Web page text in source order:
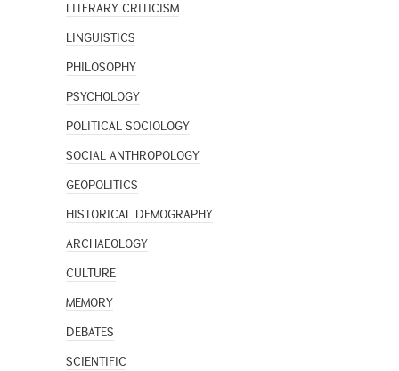
LITERARY CRITICISM
LINGUISTICS
PHILOSOPHY
PSYCHOLOGY
POLITICAL SOCIOLOGY
SOCIAL ANTHROPOLOGY
GEOPOLITICS
HISTORICAL DEMOGRAPHY
ARCHAEOLOGY
CULTURE
MEMORY
DEBATES
SCIENTIFIC